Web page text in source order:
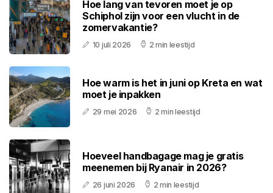
Hoe lang van tevoren moet je op
Schiphol zijn voor een vlucht in de
zomervakantie?
10 juli 2026 2 min leestijd
Hoe warm is het in juni op Kreta en wat
moet je inpakken
29 mei 2026 2 min leestijd
Hoeveel handbagage mag je gratis
meenemen bij Ryanair in 2026?
26 juni 2026 2 min leestijd